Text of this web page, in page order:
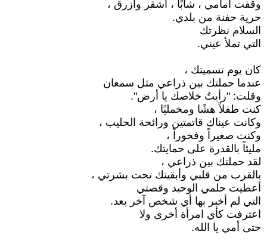
وقفت أمامي ، شابًا ، أشقر وأزرق ،
حرية حفنة من بلدي.
السلام نظرتك
التي تملأ عيني.
كان يوم تسميتك ،
عندما حملتك بين ذراعي مثل سمعان
وقلت: "رأيتُ خلاصك يا أرض".
كنت طفلاً هشًا ومخمليًا ،
وكانت عيناك قاتمتين ورائحة الحليب ،
وكنت صغيراً وفخوراً ،
مليئاً بالقدرة على حمايتك.
لقد حملتك بين ذراعي ،
بالقرب من قلبي وأبقيتك تحت بشرتي ،
أعطيت حلمي الوحيد وقصتي
التي لم أخبر بها أي شخص آخر بعد.
اعترفت كأي امرأة أخرى ولا
حتى أمي يا الله.